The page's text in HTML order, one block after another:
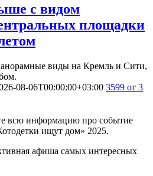
с видом
площадки
виды на Кремль и Сити,
08-06T00:00:00+03:00 3599 от 3
всю информацию про событие
ищут дом» 2025.
афиша самых интересных